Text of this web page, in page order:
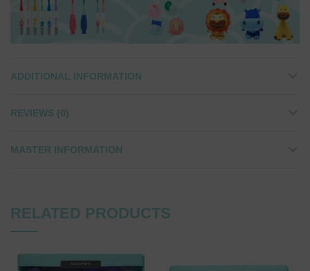
ADDITIONAL INFORMATION
REVIEWS (0)
MASTER INFORMATION
RELATED PRODUCTS